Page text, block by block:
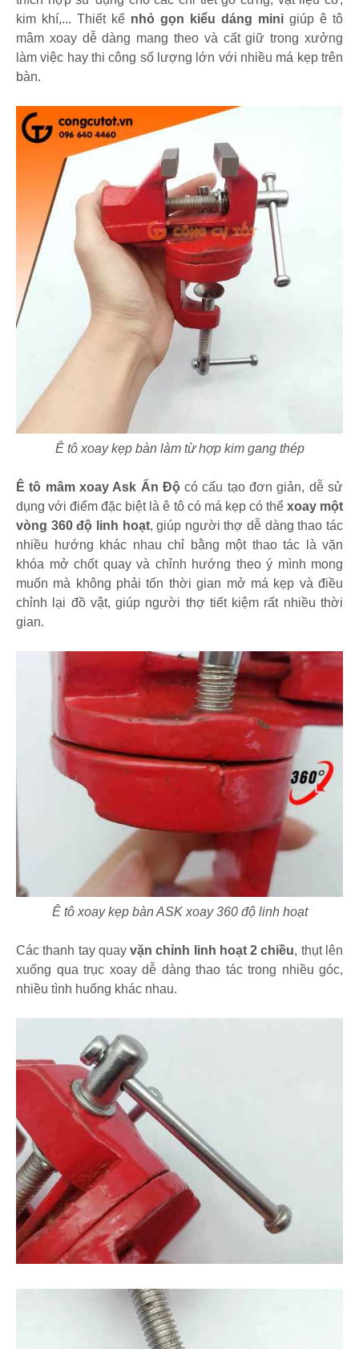
kim khí,... Thiết kế nhỏ gọn kiểu dáng mini giúp ê tô
mâm xoay dễ dàng mang theo và cất giữ trong xưởng
làm việc hay thi công số lượng lớn với nhiều má kẹp trên
bàn.
Ê tô xoay kẹp bàn làm từ hợp kim gang thép
Ê tô mâm xoay Ask Ấn Độcó cấu tạo đơn giản, dễ sử
dụng với điểm đặc biệt là ê tô có má kẹp có thểxoay một
vòng 360 độ linh hoạt, giúp người thợ dễ dàng thao tác
nhiều hướng khác nhau chỉ bằng một thao tác là vặn
khóa mở chốt quay và chỉnh hướng theo ý mình mong
muốn mà không phải tốn thời gian mở má kẹp và điều
chỉnh lại đồ vật, giúp người thợ tiết kiệm rất nhiều thời
gian.
Ê tô xoay kẹp bàn ASK xoay 360 độ linh hoạt
Các thanh tay quayvặn chỉnh linh hoạt 2 chiều, thụt lên
xuống qua trục xoay dễ dàng thao tác trong nhiều góc,
nhiều tình huống khác nhau.